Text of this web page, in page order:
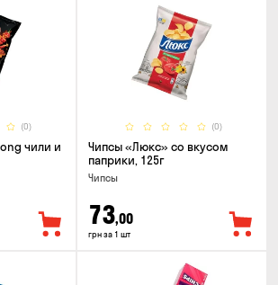
(0)
чили и
(0)
Чипсы «Люкс» со вкусом
паприки, 125г
Чипсы
73,00
грн за 1 шт